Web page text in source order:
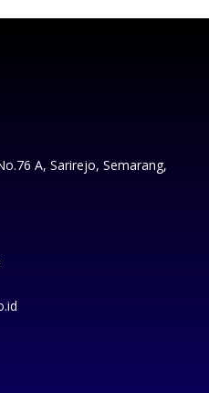
A, Sarirejo, Semarang,